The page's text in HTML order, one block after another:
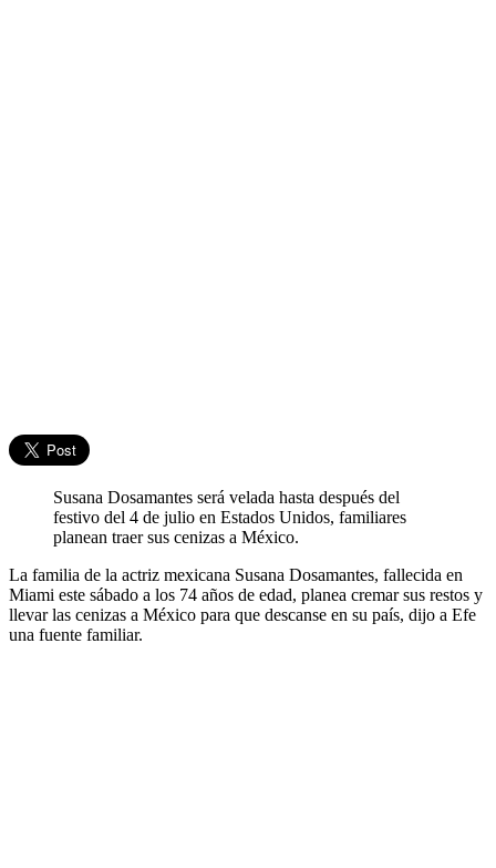
Susana Dosamantes será velada hasta después del
festivo del 4 de julio en Estados Unidos, familiares
planean traer sus cenizas a México.
La familia de la actriz mexicana Susana Dosamantes, fallecida en
Miami este sábado a los 74 años de edad, planea cremar sus restos y
llevar las cenizas a México para que descanse en su país, dijo a Efe
una fuente familiar.